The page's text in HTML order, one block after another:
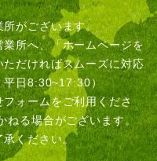
所がございます。
所へ、「ホームページを
だければスムーズに対応
平日8:30~17:30）
ォームをご利用くださ
ねる場合がございます。
承ください。